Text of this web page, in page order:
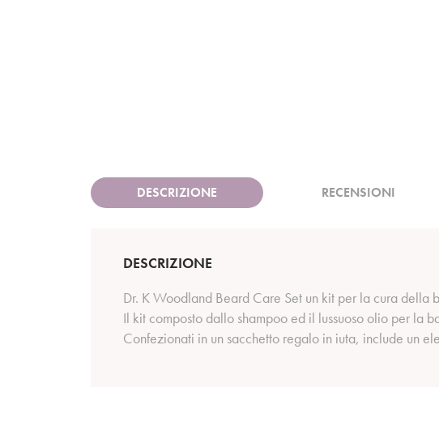
DESCRIZIONE RECENSIONI
DESCRIZIONE
Dr. K Woodland Beard Care Set un kit per la cura
Il kit composto dallo shampoo ed il lussuoso olio per la
Confezionati in un sacchetto regalo in iuta, include un